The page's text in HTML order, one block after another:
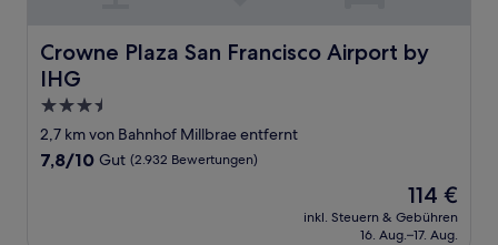
Crowne Plaza San Francisco Airport by
IHG
Crowne Plaza San Francisco Airport by IHG
3.5-
Sterne-
Unterkunft
2,7 km von Bahnhof Millbrae entfernt
7.8
7,8/10 Gut (2.932 Bewertungen)
Der
Preis
beträgt
114 €
inkl. Steuern & Gebühren
16. Aug.–17. Aug.